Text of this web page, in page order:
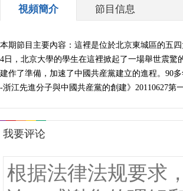
視頻簡介 節目信息
本期節目主要內容：這裡是位於北京東城區的五
4日，北京大學的學生在這裡掀起了一場舉世震
建作了準備，加速了中國共産黨建立的進程。90
-浙江先進分子與中國共産黨的創建》20110627第